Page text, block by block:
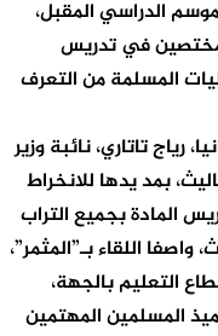
الدراسي المقبل،
مختصين في تدريس
المسلمة من التعرف
رياج تاتاري، نائبة وزير
بمد يدها للانخراط
المادة بجميع التراب
واصفا اللقاء بـ”المثمر”،
التعليم بالجهة،
المسلمين المهتمين